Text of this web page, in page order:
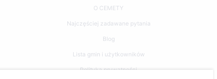
O CEMETY
Najczęściej zadawane pytania
Blog
Lista gmin i użytkowników
Polityka prywatności